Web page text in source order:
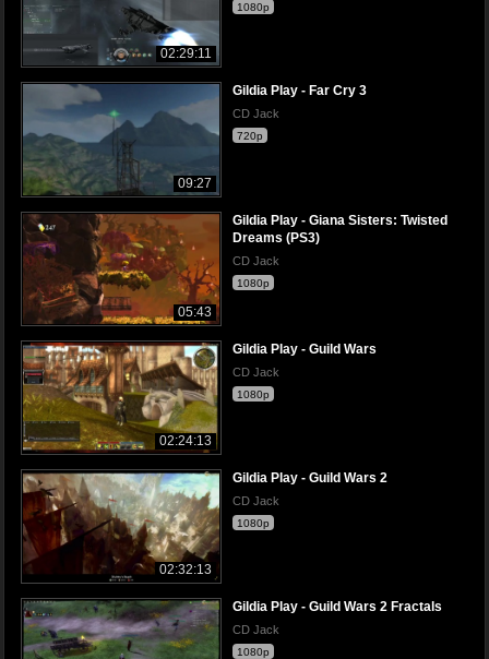
02:29:11
1080p
09:27
Gildia Play - Far Cry 3
CD Jack
720p
05:43
Gildia Play - Giana Sisters: Twisted
Dreams (PS3)
CD Jack
1080p
02:24:13
Gildia Play - Guild Wars
CD Jack
1080p
02:32:13
Gildia Play - Guild Wars 2
CD Jack
1080p
Gildia Play - Guild Wars 2 Fractals
CD Jack
1080p